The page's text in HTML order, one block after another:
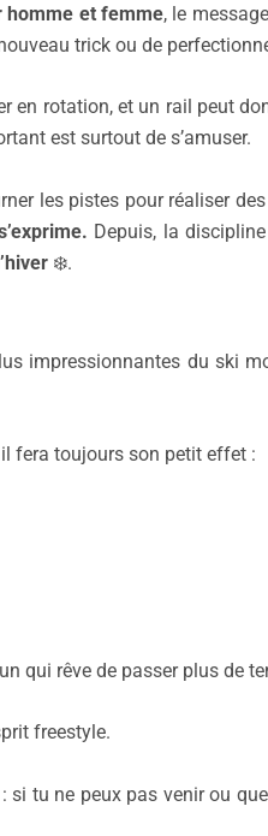
homme et femme, le
trick ou de
en rotation, et un rail peut
est surtout de s’amuser.
les pistes pour réaliser
Depuis, la
❄️.
impressionnantes du ski
fera toujours son petit effet :
qui rêve de passer plus de
freestyle.
tu ne peux pas venir ou que